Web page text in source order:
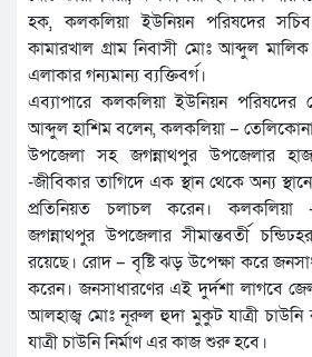
হক, কলকলিয়া ইউনিয়ন পরিষদের
কামারখাল গ্রাম নিবাসী মোঃ আব্দুল
এলাকার গন্যমান্য ব্যক্তিবর্গ।
এব্যাপারে কলকলিয়া ইউনিয়ন পরিষদের
আব্দুল হাশিম বলেন, কলকলিয়া – তেলিকোনা
উপজেলা সহ জগন্নাথপুর উপজেলার
-জীবিকার তাগিদে এক স্থান থেকে অন্য
প্রতিনিয়ত চলাচল করেন।
জগন্নাথপুর উপজেলার সীমান্তবর্তী
রয়েছে। রোদ – বৃষ্টি ঝড় উপেক্ষা করে
করেন। জনসাধারণের এই দুর্দশা লাগবে
আলহাজ্ব মোঃ নূরুল হুদা মুকুট যাত্রী চাউনি
যাত্রী চাউনি নির্মাণ এর কাজ শুরু হবে।